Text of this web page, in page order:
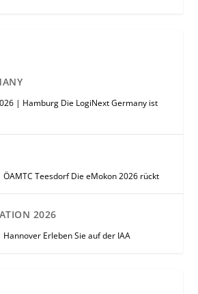
| Hamburg Die LogiNext Germany ist
Teesdorf Die eMokon 2026 rückt
2026
Erleben Sie auf der IAA